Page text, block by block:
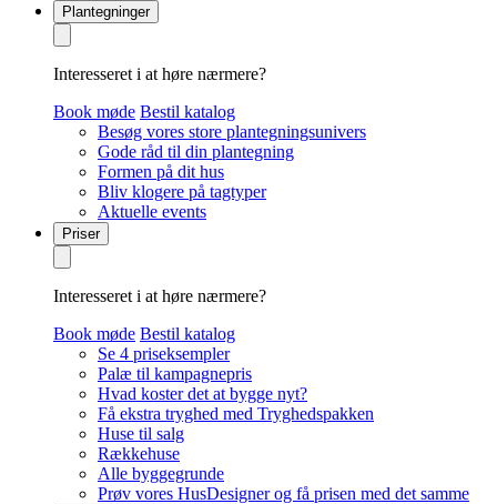
Plantegninger
Interesseret i at høre nærmere?
Book møde Bestil katalog
Besøg vores store plantegningsunivers
Gode råd til din plantegning
Formen på dit hus
Bliv klogere på tagtyper
Aktuelle events
Priser
Interesseret i at høre nærmere?
Book møde Bestil katalog
Se 4 priseksempler
Palæ til kampagnepris
Hvad koster det at bygge nyt?
Få ekstra tryghed med Tryghedspakken
Huse til salg
Rækkehuse
Alle byggegrunde
Prøv vores HusDesigner og få prisen med det samme